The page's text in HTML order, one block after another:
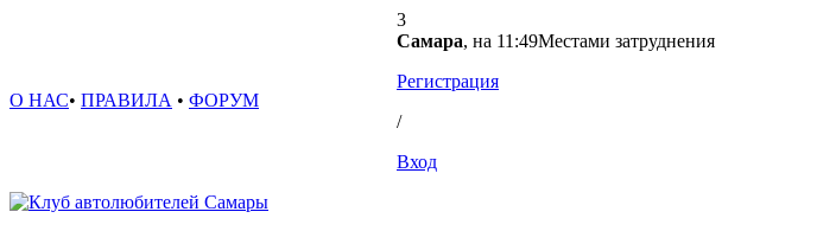
О НАС• ПРАВИЛА • ФОРУМ
3
Самара, на 11:49Местами затруднения
Регистрация
/
Вход